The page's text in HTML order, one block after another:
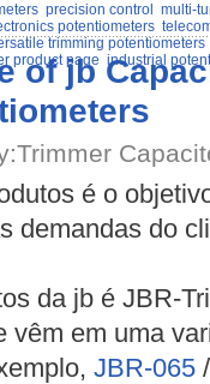
precision control
multi-
potentiometers
trimming potentiometers
product page industrial
of jb
é o
demandas do
da jb é JBR-
vêm em uma
JBR-065